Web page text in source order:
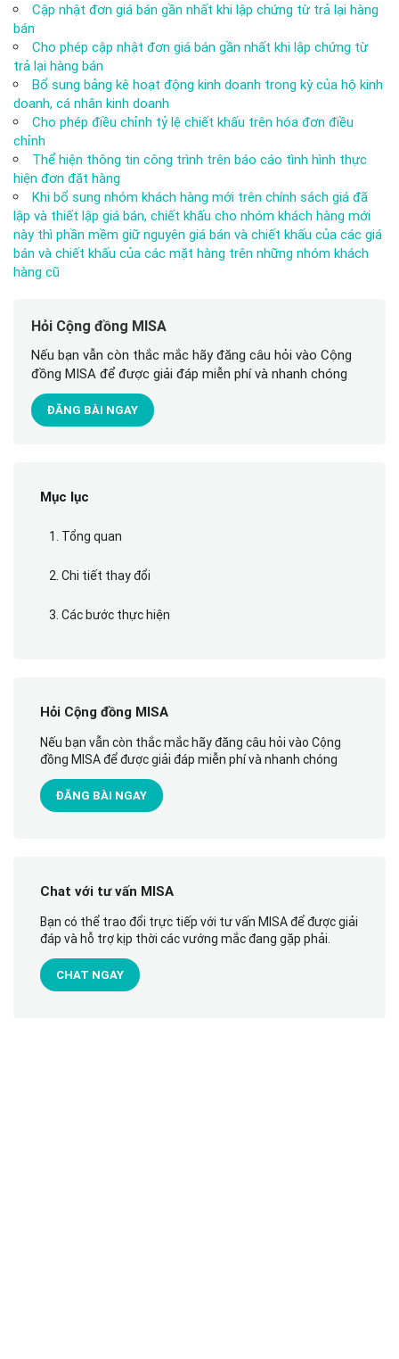
Cập nhật đơn giá bán gần nhất khi lập chứng từ trả lại hàng
bán
Cho phép cập nhật đơn giá bán gần nhất khi lập chứng từ
trả lại hàng bán
Bổ sung bảng kê hoạt động kinh doanh trong kỳ của hộ kinh
doanh, cá nhân kinh doanh
Cho phép điều chỉnh tỷ lệ chiết khấu trên hóa đơn điều
chỉnh
Thể hiện thông tin công trình trên báo cáo tình hình thực
hiện đơn đặt hàng
Khi bổ sung nhóm khách hàng mới trên chính sách giá đã
lập và thiết lập giá bán, chiết khấu cho nhóm khách hàng mới
này thì phần mềm giữ nguyên giá bán và chiết khấu của các giá
bán và chiết khấu của các mặt hàng trên những nhóm khách
hàng cũ
Hỏi Cộng đồng MISA
Nếu bạn vẫn còn thắc mắc hãy đăng câu hỏi vào Cộng
đồng MISA để được giải đáp miễn phí và nhanh chóng
ĐĂNG BÀI NGAY
Mục lục
1. Tổng quan
2. Chi tiết thay đổi
3. Các bước thực hiện
Hỏi Cộng đồng MISA
Nếu bạn vẫn còn thắc mắc hãy đăng câu hỏi vào Cộng
đồng MISA để được giải đáp miễn phí và nhanh chóng
ĐĂNG BÀI NGAY
Chat với tư vấn MISA
Bạn có thể trao đổi trực tiếp với tư vấn MISA để được giải
đáp và hỗ trợ kịp thời các vướng mắc đang gặp phải.
CHAT NGAY